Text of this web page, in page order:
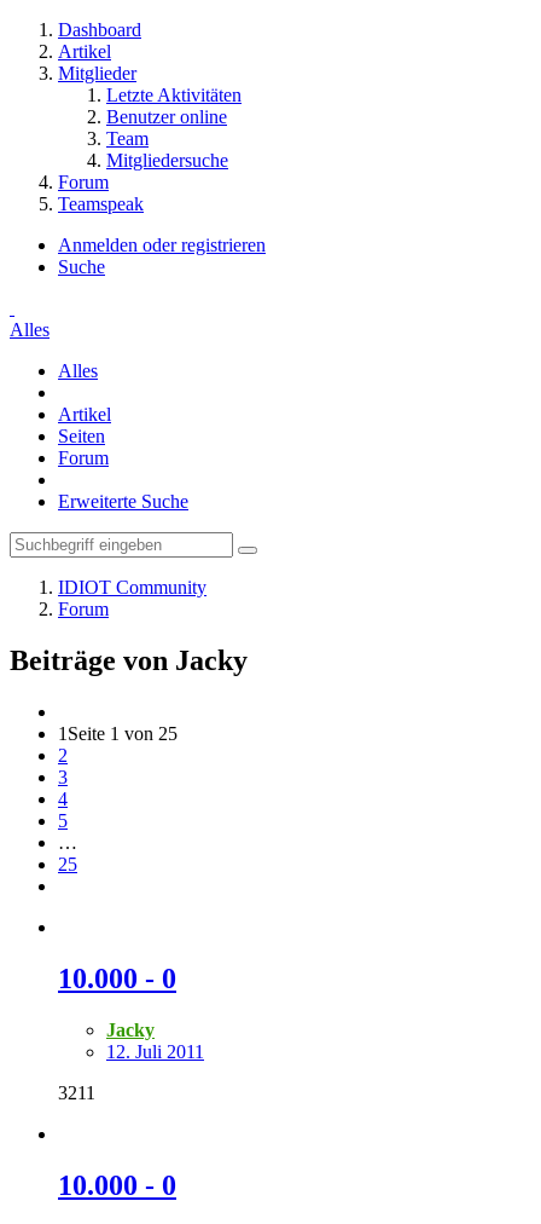
Dashboard
Artikel
Mitglieder
Letzte Aktivitäten
Benutzer online
Team
Mitgliedersuche
Forum
Teamspeak
Anmelden oder registrieren
Suche
Alles
Alles
Artikel
Seiten
Forum
Erweiterte Suche
IDIOT Community
Forum
Beiträge von Jacky
1 Seite 1 von 25
2
3
4
5
…
25
10.000 - 0
Jacky
12. Juli 2011
3211
10.000 - 0